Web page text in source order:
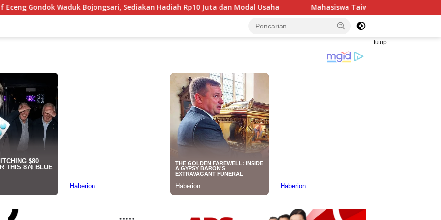
Sediakan Hadiah Rp10 Juta dan Modal Usaha Mahasiswa Taiwan Gelar Pengabdian Masyarakat di
tutup